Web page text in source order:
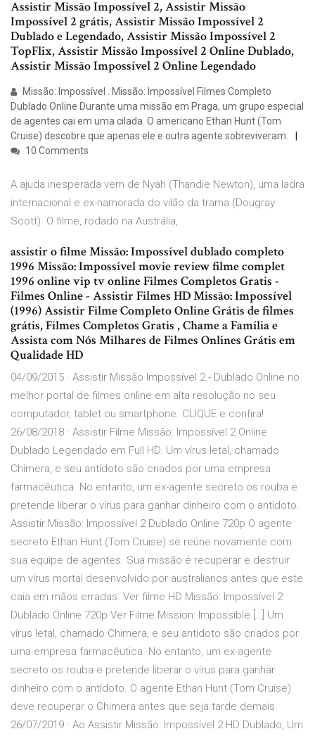
Assistir Missão Impossível 2, Assistir Missão
Impossível 2 grátis, Assistir Missão Impossível 2
Dublado e Legendado, Assistir Missão Impossível 2
TopFlix, Assistir Missão Impossível 2 Online Dublado,
Assistir Missão Impossível 2 Online Legendado
Missão: Impossível . Missão: Impossível Filmes Completo
Dublado Online Durante uma missão em Praga, um grupo especial
de agentes cai em uma cilada. O americano Ethan Hunt (Tom
Cruise) descobre que apenas ele e outra agente sobreviveram.
10 Comments
A ajuda inesperada vem de Nyah (Thandie Newton), uma ladra
internacional e ex-namorada do vilão da trama (Dougray
Scott). O filme, rodado na Austrália,
assistir o filme Missão: Impossível dublado completo
1996 Missão: Impossível movie review filme complet
1996 online vip tv online Filmes Completos Gratis -
Filmes Online - Assistir Filmes HD Missão: Impossível
(1996) Assistir Filme Completo Online Grátis de filmes
grátis, Filmes Completos Gratis , Chame a Família e
Assista com Nós Milhares de Filmes Onlines Grátis em
Qualidade HD
04/09/2015 · Assistir Missão Impossível 2 - Dublado Online no
melhor portal de filmes online em alta resolução no seu
computador, tablet ou smartphone. CLIQUE e confira!
26/08/2018 · Assistir Filme Missão: Impossível 2 Online
Dublado Legendado em Full HD. Um vírus letal, chamado
Chimera, e seu antídoto são criados por uma empresa
farmacêutica. No entanto, um ex-agente secreto os rouba e
pretende liberar o vírus para ganhar dinheiro com o antídoto.
Assistir Missão: Impossível 2 Dublado Online 720p O agente
secreto Ethan Hunt (Tom Cruise) se reúne novamente com
sua equipe de agentes. Sua missão é recuperar e destruir
um vírus mortal desenvolvido por australianos antes que este
caia em mãos erradas. Ver filme HD Missão: Impossível 2
Dublado Online 720p Ver Filme Mission: Impossible […] Um
vírus letal, chamado Chimera, e seu antídoto são criados por
uma empresa farmacêutica. No entanto, um ex-agente
secreto os rouba e pretende liberar o vírus para ganhar
dinheiro com o antídoto. O agente Ethan Hunt (Tom Cruise)
deve recuperar o Chimera antes que seja tarde demais.
26/07/2019 · Ao Assistir Missão: Impossível 2 HD Dublado, Um